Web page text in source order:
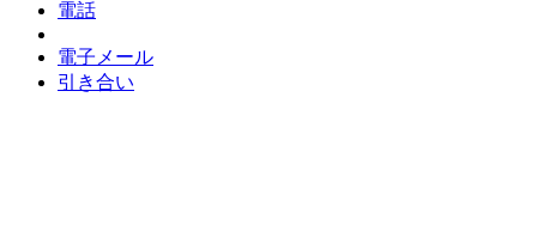
電話
電子メール
引き合い